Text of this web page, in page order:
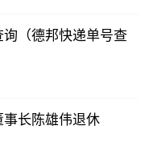
（德邦快递单号查
长陈雄伟退休